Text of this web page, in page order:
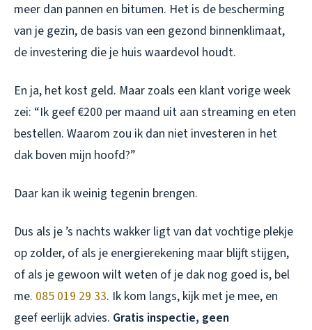
meer dan pannen en bitumen. Het is de bescherming
van je gezin, de basis van een gezond binnenklimaat,
de investering die je huis waardevol houdt.
En ja, het kost geld. Maar zoals een klant vorige week
zei: “Ik geef €200 per maand uit aan streaming en eten
bestellen. Waarom zou ik dan niet investeren in het
dak boven mijn hoofd?”
Daar kan ik weinig tegenin brengen.
Dus als je ’s nachts wakker ligt van dat vochtige plekje
op zolder, of als je energierekening maar blijft stijgen,
of als je gewoon wilt weten of je dak nog goed is, bel
me. 085 019 29 33. Ik kom langs, kijk met je mee, en
geef eerlijk advies. Gratis inspectie, geen